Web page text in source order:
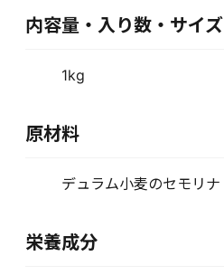
内容量・入り数・サイズ
1kg
原材料
デュラム小麦のセモリナ
栄養成分